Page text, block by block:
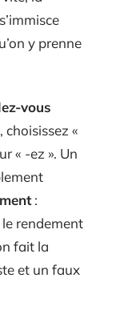
y prenne
vous
choisissez «
« -ez ». Un
:
rendement
fait la
et un faux